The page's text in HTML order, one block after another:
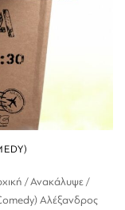
/ Ανακάλυψε /
Αλέξανδρος